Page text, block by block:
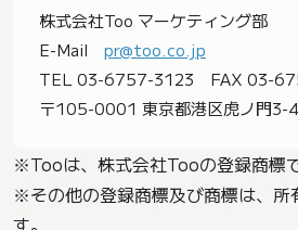
株式会社Too マーケティング部
E-Mail pr@too.co.jp
TEL 03-6757-3123 FAX 03-
〒105-0001 東京都港区虎ノ門3-
※Tooは、株式会社Tooの登録商標で
※その他の登録商標及び商標は、所
す。